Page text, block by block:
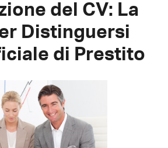
del CV: La
Distinguersi
di Prestito